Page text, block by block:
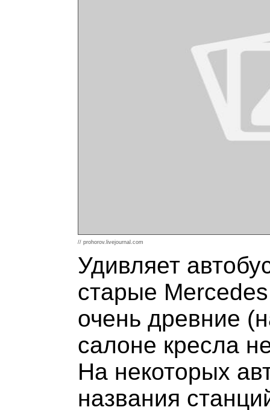
// prohorov.livejournal.com
Удивляет
старые
очень древние
салоне кресла
На некоторых
названия